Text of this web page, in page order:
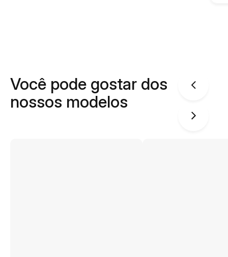
Você pode gostar dos
nossos modelos